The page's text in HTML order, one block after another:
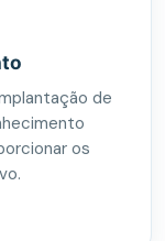
de
os